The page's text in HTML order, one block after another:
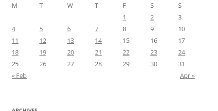
M
T W T F S
S
1
2
3
4
5 6 7 8 9
10
11
12 13 14 15 16
17
18
19 20 21 22 23
24
25
26 27 28 29 30
31
« Feb
Apr »